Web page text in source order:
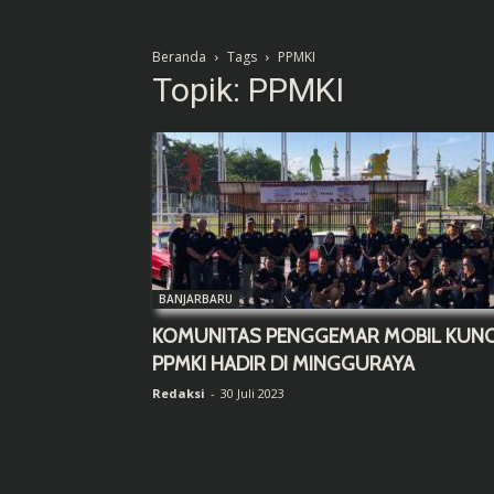
Beranda Tags PPMKI
Topik: PPMKI
BANJARBARU
KOMUNITAS PENGGEMAR MOBIL
PPMKI HADIR DI MINGGURAYA
Redaksi - 30 Juli 2023